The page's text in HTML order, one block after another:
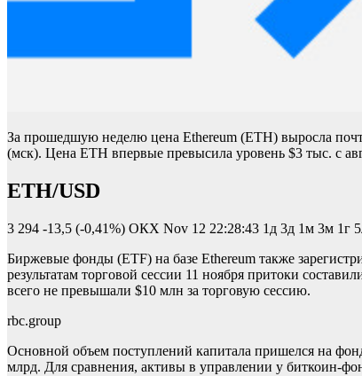
За прошедшую неделю цена Ethereum (ETH) выросла
(мск). Цена ETH впервые превысила уровень $3 тыс. с
ETH/USD
3 294 -13,5 (-0,41%) ОКХ Nov 12 22:28:43 1д 3д 1м 3м 1г
Биржевые фонды (ETF) на базе Ethereum также
результатам торговой сессии 11 ноября притоки
всего не превышали $10 млн за торговую сессию.
rbc.group
Основной объем поступлений капитала пришелся на
млрд. Для сравнения, активы в управлении у биткоин-